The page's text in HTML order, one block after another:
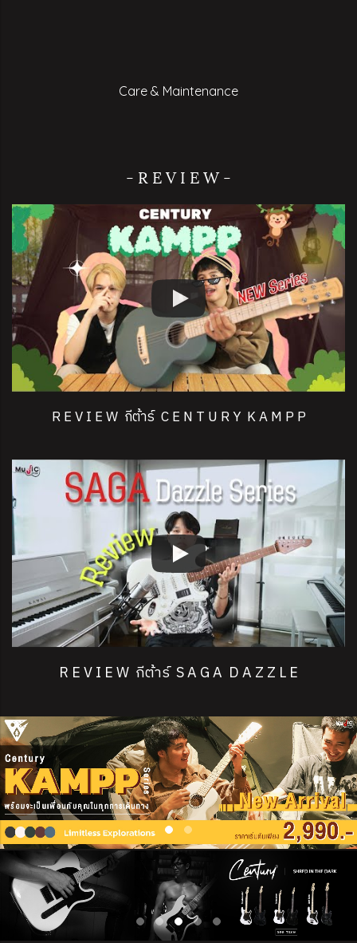
Care & Maintenance
- R E V I E W -
R E V I E W กีต้าร์ C E N T U R Y K A M P P
R E V I E W กีต้าร์ S A G A D A Z Z L E